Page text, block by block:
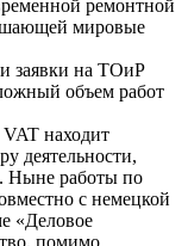
ремонтной
мировые
заявки на ТОиР
объем работ
находит
деятельности,
Ныне работы по
с немецкой
«Деловое
помимо